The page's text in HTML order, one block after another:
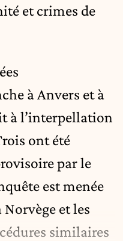
et crimes de
à Anvers et à
à l’interpellation
ont été
par le
est menée
et les
similaires